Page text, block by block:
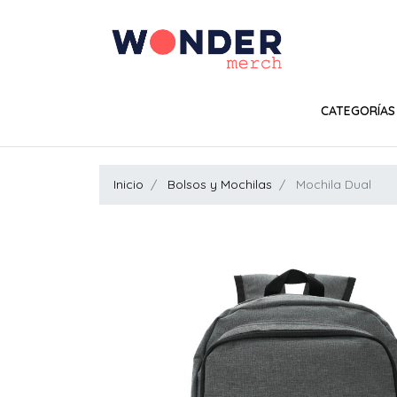
CATEGORÍAS
Inicio Bolsos y Mochilas Mochila Dual